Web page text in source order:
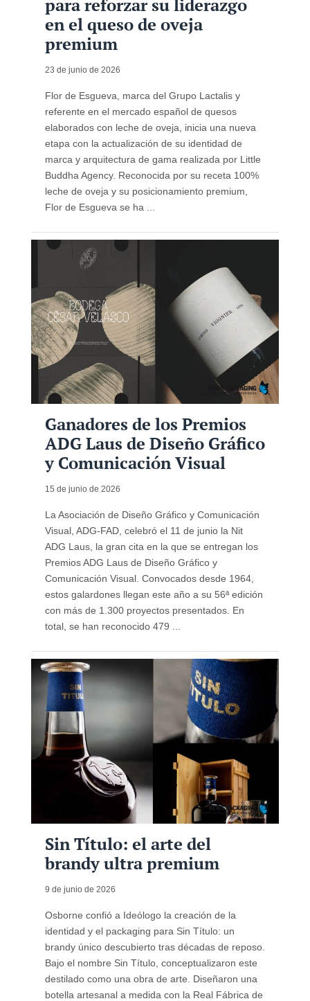
para reforzar su liderazgo
en el queso de oveja
premium
23 de junio de 2026
Flor de Esgueva, marca del Grupo Lactalis y
referente en el mercado español de quesos
elaborados con leche de oveja, inicia una nueva
etapa con la actualización de su identidad de
marca y arquitectura de gama realizada por Little
Buddha Agency. Reconocida por su receta 100%
leche de oveja y su posicionamiento premium,
Flor de Esgueva se ha ...
Ganadores de los Premios
ADG Laus de Diseño Gráfico
y Comunicación Visual
15 de junio de 2026
La Asociación de Diseño Gráfico y Comunicación
Visual, ADG-FAD, celebró el 11 de junio la Nit
ADG Laus, la gran cita en la que se entregan los
Premios ADG Laus de Diseño Gráfico y
Comunicación Visual. Convocados desde 1964,
estos galardones llegan este año a su 56ª edición
con más de 1.300 proyectos presentados. En
total, se han reconocido 479 ...
Sin Título: el arte del
brandy ultra premium
9 de junio de 2026
Osborne confió a Ideólogo la creación de la
identidad y el packaging para Sin Título: un
brandy único descubierto tras décadas de reposo.
Bajo el nombre Sin Título, conceptualizaron este
destilado como una obra de arte. Diseñaron una
botella artesanal a medida con la Real Fábrica de